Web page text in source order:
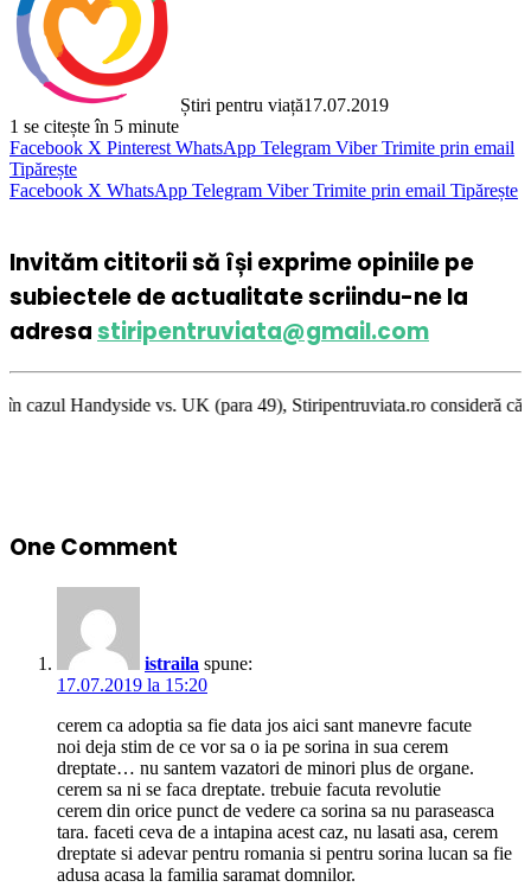
Știri pentru viață17.07.2019
1 se citește în 5 minute
Facebook X Pinterest WhatsApp Telegram Viber Trimite prin email
Tipărește
Facebook X WhatsApp Telegram Viber Trimite prin email Tipărește
Invităm cititorii să își exprime opiniile pe
subiectele de actualitate scriindu-ne la
adresastiripentruviata@gmail.com
vs. UK (para 49), Stiripentruviata.ro consideră că dezbaterea
One Comment
istraila spune:
17.07.2019 la 15:20
cerem ca adoptia sa fie data jos aici sant manevre facute
noi deja stim de ce vor sa o ia pe sorina in sua cerem
dreptate… nu santem vazatori de minori plus de organe.
cerem sa ni se faca dreptate. trebuie facuta revolutie
cerem din orice punct de vedere ca sorina sa nu paraseasca
tara. faceti ceva de a intapina acest caz, nu lasati asa, cerem
dreptate si adevar pentru romania si pentru sorina lucan sa fie
adusa acasa la familia saramat domnilor.